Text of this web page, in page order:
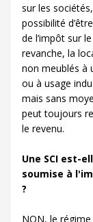
sur les
possibilité
de l’impôt sur
revanche, la
non meublés à
ou à usage
mais sans
peut toujours
le revenu.
Une SCI est-
soumise à
?
NON, le régime